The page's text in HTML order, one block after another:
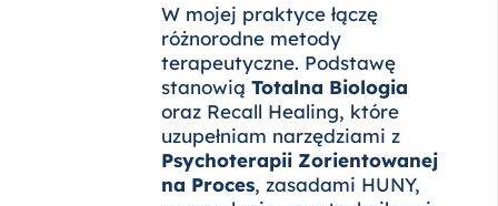
W mojej praktyce łączę
różnorodne metody
terapeutyczne. Podstawę
stanowią Totalna Biologia
oraz Recall Healing, które
uzupełniam narzędziami z
Psychoterapii Zorientowanej
na Proces, zasadami HUNY,